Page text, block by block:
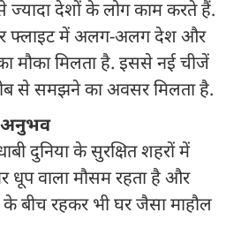
ज्यादा देशों के लोग काम करते हैं.
फ्लाइट में अलग-अलग देश और
मौका मिलता है. इससे नई चीजें
से समझने का अवसर मिलता है.
अनुभव
दुनिया के सुरक्षित शहरों में
धूप वाला मौसम रहता है और
बीच रहकर भी घर जैसा माहौल